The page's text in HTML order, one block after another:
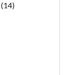
(14)